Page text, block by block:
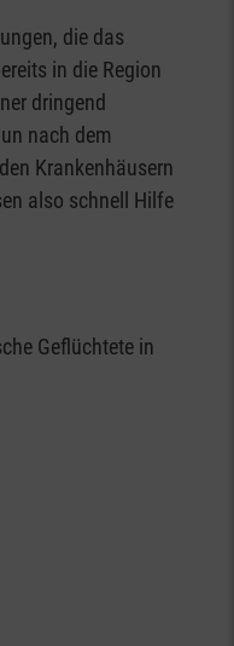
die das
in die Region
dringend
nach dem
Krankenhäusern
also schnell Hilfe
Geflüchtete in